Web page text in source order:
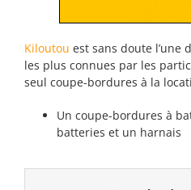
Kiloutou est sans doute l’une
les plus connues par les
seul coupe-bordures à la
Un coupe-bordures à
batteries et un harnais